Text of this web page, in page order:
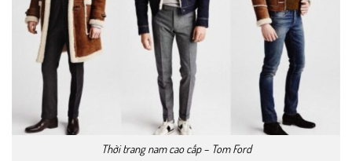
Thời trang nam cao cấp – Tom Ford